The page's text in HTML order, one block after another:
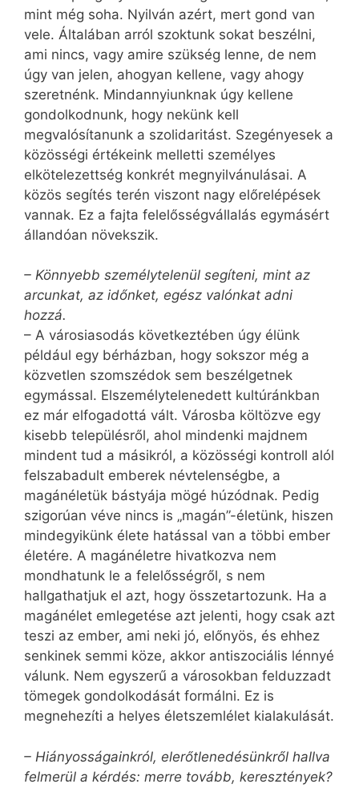
mint még soha. Nyilván azért, mert gond van
vele. Általában arról szoktunk sokat beszélni,
ami nincs, vagy amire szükség lenne, de nem
úgy van jelen, ahogyan kellene, vagy ahogy
szeretnénk. Mindannyiunknak úgy kellene
gondolkodnunk, hogy nekünk kell
megvalósítanunk a szolidaritást. Szegényesek a
közösségi értékeink melletti személyes
elkötelezettség konkrét megnyilvánulásai. A
közös segítés terén viszont nagy előrelépések
vannak. Ez a fajta felelősségvállalás egymásért
állandóan növekszik.
– Könnyebb személytelenül segíteni, mint az
arcunkat, az időnket, egész valónkat adni
hozzá.
– A városiasodás következtében úgy élünk
például egy bérházban, hogy sokszor még a
közvetlen szomszédok sem beszélgetnek
egymással. Elszemélytelenedett kultúránkban
ez már elfogadottá vált. Városba költözve egy
kisebb településről, ahol mindenki majdnem
mindent tud a másikról, a közösségi kontroll alól
felszabadult emberek névtelenségbe, a
magánéletük bástyája mögé húzódnak. Pedig
szigorúan véve nincs is „magán”-életünk, hiszen
mindegyikünk élete hatással van a többi ember
életére. A magánéletre hivatkozva nem
mondhatunk le a felelősségről, s nem
hallgathatjuk el azt, hogy összetartozunk. Ha a
magánélet emlegetése azt jelenti, hogy csak azt
teszi az ember, ami neki jó, előnyös, és ehhez
senkinek semmi köze, akkor antiszociális lénnyé
válunk. Nem egyszerű a városokban felduzzadt
tömegek gondolkodását formálni. Ez is
megnehezíti a helyes életszemlélet kialakulását.
– Hiányosságainkról, elerőtlenedésünkről hallva
felmerül a kérdés: merre tovább, keresztények?